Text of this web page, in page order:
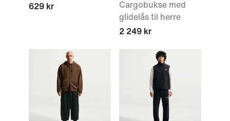
629 kr
Cargobukse med
glidelås til herre
2 249 kr